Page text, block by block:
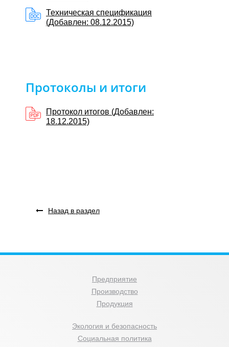
Техническая спецификация
(Добавлен: 08.12.2015)
Протоколы и итоги
Протокол итогов (Добавлен:
18.12.2015)
Назад в раздел
Предприятие
Производство
Продукция
Экология и безопасность
Социальная политика